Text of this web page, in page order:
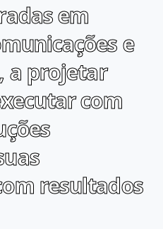
em
e
a projetar
com
resultados